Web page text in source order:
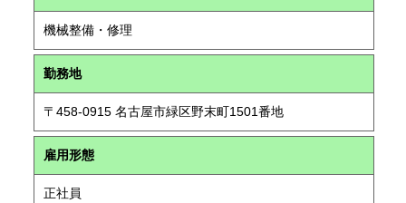
機械整備・修理
勤務地
〒458-0915 名古屋市緑区野末町1501番地
雇用形態
正社員